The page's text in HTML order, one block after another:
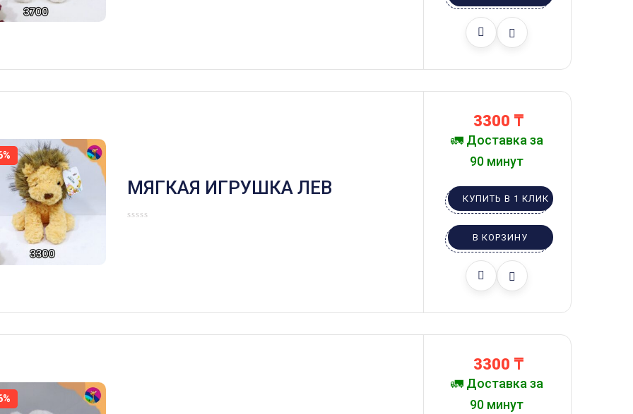
МЯГКАЯ ИГРУШКА ЛЕВ
3300 ₸
🚛 Доставка за
90 минут
КУПИТЬ В 1 КЛИК
В КОРЗИНУ
3300 ₸
🚛 Доставка за
90 минут